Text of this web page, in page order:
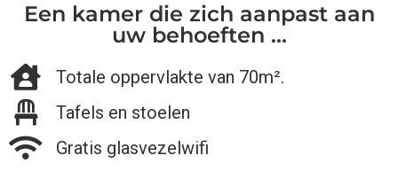
Een kamer die zich aanpast aan
uw behoeften ...
Totale oppervlakte van 70m².
Tafels en stoelen
Gratis glasvezelwifi